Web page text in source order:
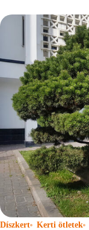
Díszkert Kerti ötletek